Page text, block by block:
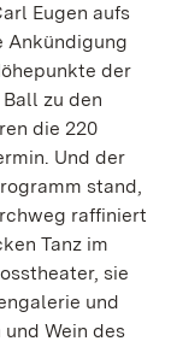
Eugen aufs
Ankündigung
der
zu den
die 220
Und der
stand,
raffiniert
Tanz im
sie
und
Wein des